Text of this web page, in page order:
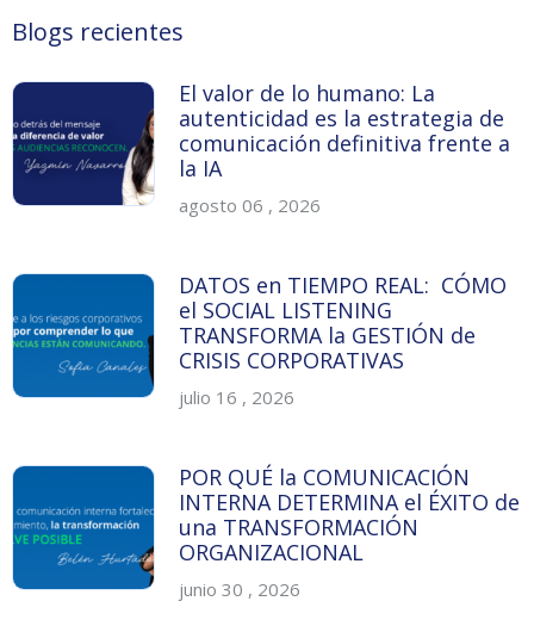
Blogs recientes
El valor de lo humano: La
autenticidad es la estrategia de
comunicación definitiva frente a
la IA
agosto 06 , 2026
DATOS en TIEMPO REAL: CÓMO
el SOCIAL LISTENING
TRANSFORMA la GESTIÓN de
CRISIS CORPORATIVAS
julio 16 , 2026
POR QUÉ la COMUNICACIÓN
INTERNA DETERMINA el ÉXITO de
una TRANSFORMACIÓN
ORGANIZACIONAL
junio 30 , 2026